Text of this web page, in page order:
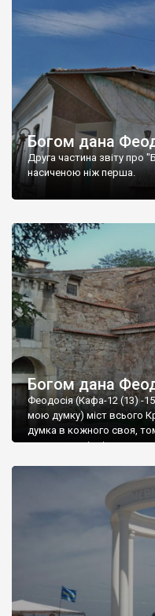
Богом дана
Друга частина звіту про
насиченою ніж перша.
Богом дана
Феодосія (Кафа-12 (13) -
мою думку) міст всього
думка в кожного своя,
запрошую відвідати це